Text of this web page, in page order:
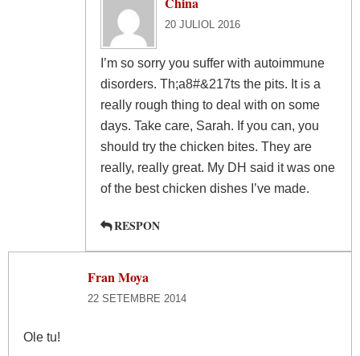
20 JULIOL 2016
I’m so sorry you suffer with autoimmune
disorders. Th;a8#&217ts the pits. It is a
really rough thing to deal with on some
days. Take care, Sarah. If you can, you
should try the chicken bites. They are
really, really great. My DH said it was one
of the best chicken dishes I’ve made.
RESPON
Fran Moya
22 SETEMBRE 2014
Ole tu!